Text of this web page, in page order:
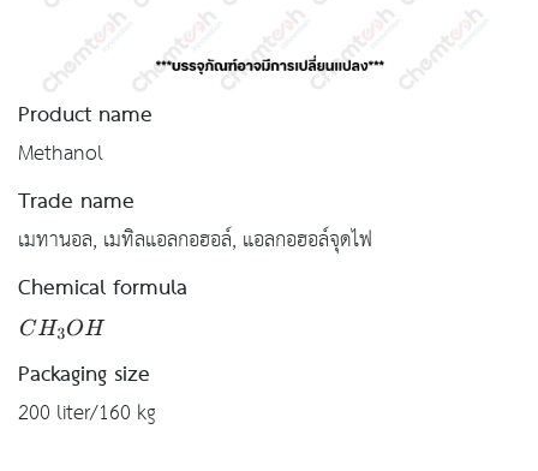
Product name
Methanol
Trade name
เมทานอล, เมทิลแอลกอฮอล์, แอลกอฮอล์จุดไฟ
Chemical formula
Packaging size
200 liter/160 kg